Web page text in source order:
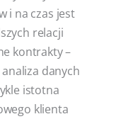
i na czas jest
relacji
kontrakty –
danych
istotna
klienta